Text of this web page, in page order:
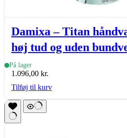
Damixa – Titan
høj tud og uden
På lager
1.096,00 kr.
Tilføj til kurv